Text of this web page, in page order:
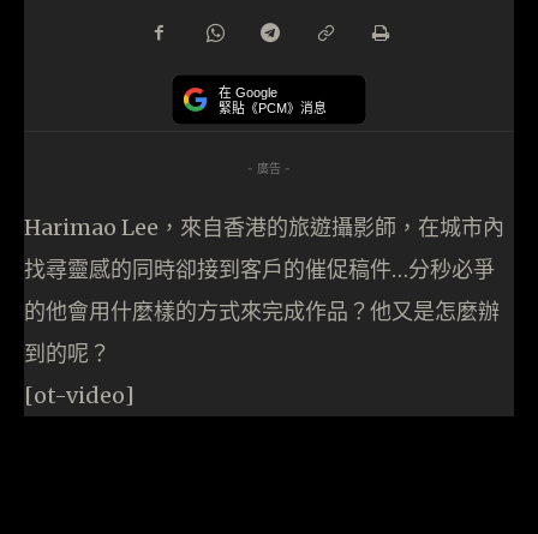
在 Google
緊貼《PCM》消息
- 廣告 -
Harimao Lee，來自香港的旅遊攝影師，在城市內
找尋靈感的同時卻接到客戶的催促稿件…分秒必爭
的他會用什麼樣的方式來完成作品？他又是怎麼辦
到的呢？
[ot-video]